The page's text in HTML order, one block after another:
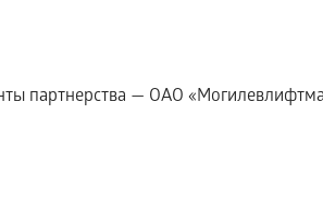
партнерства — ОАО